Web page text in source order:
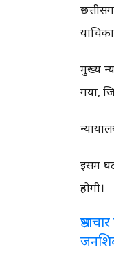
मुख्य
गया,
इसमें
होगी।